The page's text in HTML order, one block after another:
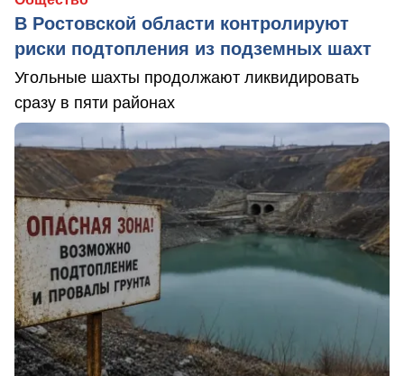
В Ростовской области контролируют
риски подтопления из подземных шахт
Угольные шахты продолжают ликвидировать
сразу в пяти районах